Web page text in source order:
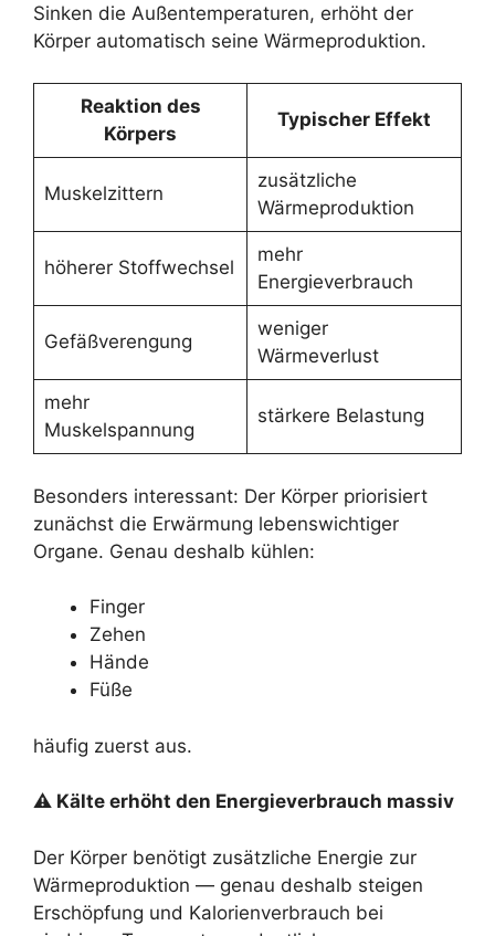
Sinken die Außentemperaturen, erhöht der
Körper automatisch seine Wärmeproduktion.
Reaktion des
Körpers
Typischer Effekt
Muskelzittern
zusätzliche
Wärmeproduktion
höherer Stoffwechsel
mehr
Energieverbrauch
Gefäßverengung
weniger
Wärmeverlust
mehr
Muskelspannung
stärkere Belastung
Besonders interessant: Der Körper priorisiert
zunächst die Erwärmung lebenswichtiger
Organe. Genau deshalb kühlen:
Finger
Zehen
Hände
Füße
häufig zuerst aus.
⚠ Kälte erhöht den Energieverbrauch massiv
Der Körper benötigt zusätzliche Energie zur
Wärmeproduktion — genau deshalb steigen
Erschöpfung und Kalorienverbrauch bei